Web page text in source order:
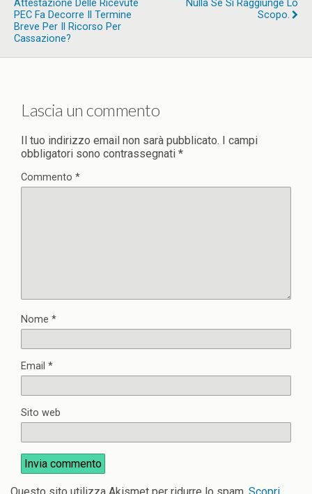
Attestazione Delle Ricevute
PEC Fa Decorre Il Termine
Breve Per Il Ricorso Per
Cassazione?
Nulla Se Si Raggiunge Lo
Scopo.
Lascia un commento
Il tuo indirizzo email non sarà pubblicato. I campi
obbligatori sono contrassegnati *
Commento *
Nome *
Email *
Sito web